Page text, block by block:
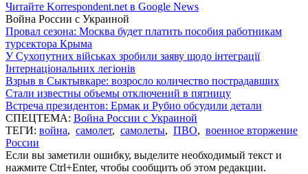
Читайте Korrespondent.net в Google News
Война России с Украиной
Провал сезона: Москва будет платить пособия работникам
турсектора Крыма
У Сухопутних військах зробили заяву щодо інтеграції
Інтернаціональних легіонів
Взрыв в Сыктывкаре: возросло количество пострадавших
Стали известны объемы отключений в пятницу
Встреча президентов: Ермак и Рубио обсудили детали
СПЕЦТЕМА: Война России с Украиной
ТЕГИ: война, самолет, самолеты, ПВО, военное вторжение
России
Если вы заметили ошибку, выделите необходимый текст и
нажмите Ctrl+Enter, чтобы сообщить об этом редакции.